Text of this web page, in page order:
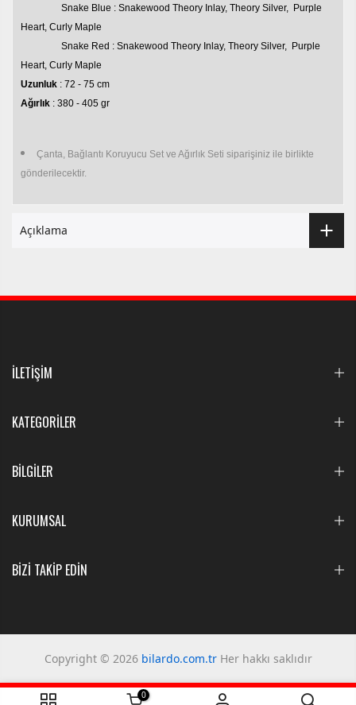
Snake Blue : Snakewood Theory Inlay, Theory Silver, Purple
Heart, Curly Maple
Snake Red : Snakewood Theory Inlay, Theory Silver, Purple
Heart, Curly Maple
Uzunluk : 72 - 75 cm
Ağırlık : 380 - 405 gr
Çanta, Bağlantı Koruyucu Set ve Ağırlık Seti siparişiniz ile birlikte
gönderilecektir.
Açıklama
0
İLETİŞİM
KATEGORİLER
BİLGİLER
KURUMSAL
BİZİ TAKİP EDİN
Copyright © 2026 bilardo.com.trHer hakkı saklıdır